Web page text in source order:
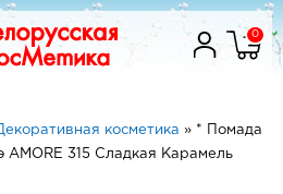
0
косметика » * Помада
315 Сладкая Карамель